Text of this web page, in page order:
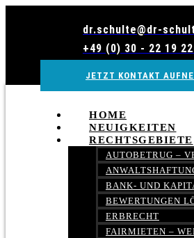
dr.schulte@dr-
+49 (0) 30 - 22 19
JETZT KONTAKT
HOME
NEUIGKEITEN
RECHTSGEBIETE
AUTOBETRUG –
BANK- UND
BEWERTUNGEN
ERBRECHT
FAIRMIETEN –